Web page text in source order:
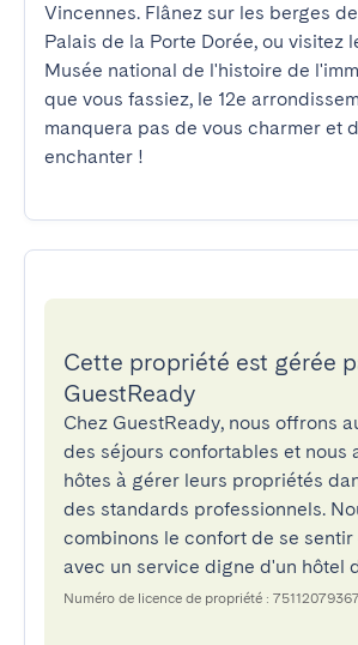
Vincennes. Flânez sur les berges
Palais de la Porte Dorée, ou visitez
Musée national de l'histoire de
que vous fassiez, le 12e
manquera pas de vous charmer et
enchanter !
Cette propriété est gérée
GuestReady
Chez GuestReady, nous offrons
des séjours confortables et nous
hôtes à gérer leurs propriétés
des standards professionnels.
combinons le confort de se sentir
avec un service digne d'un hôtel
Numéro de licence de propriété :